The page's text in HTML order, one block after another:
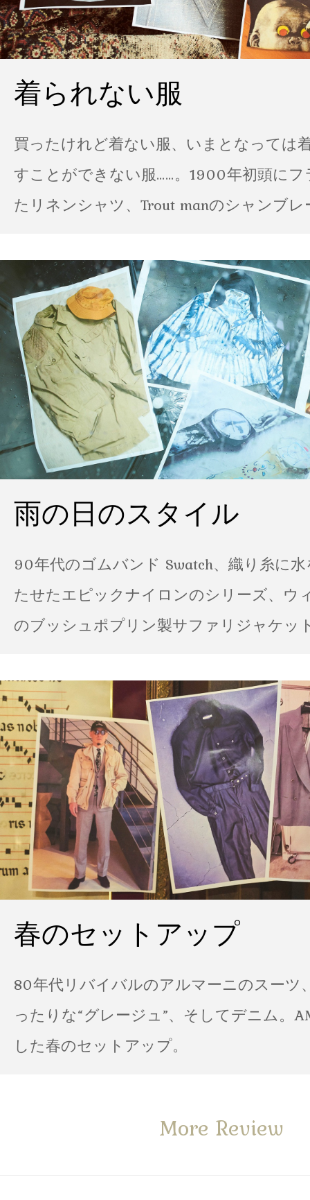
着られない服
買ったけれど着ない服、いまとなっては
すことができない服……。1900年初頭に
たリネンシャツ、Trout manのシャンブ
雨の日のスタイル
90年代のゴムバンド Swatch、織り糸に
たせたエピックナイロンのシリーズ、ウ
のブッシュポプリン製サファリジャケッ
春のセットアップ
80年代リバイバルのアルマーニのスーツ
ったりな“グレージュ”、そしてデニム。
した春のセットアップ。
More Review